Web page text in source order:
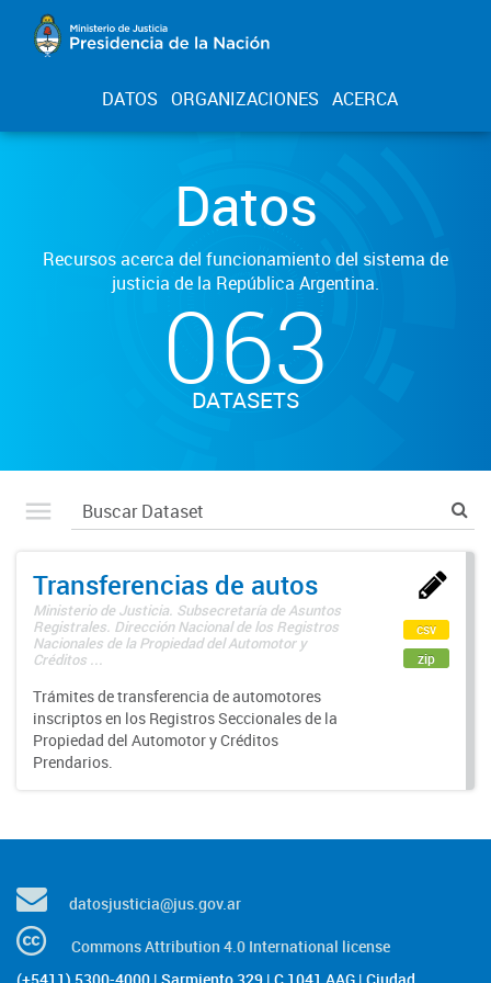
DATOS ORGANIZACIONES ACERCA
Datos
Recursos acerca del funcionamiento del sistema de
justicia de la República Argentina.
063
DATASETS
Transferencias de autos
Ministerio de Justicia. Subsecretaría de Asuntos
Registrales. Dirección Nacional de los Registros
Nacionales de la Propiedad del Automotor y
Créditos ...
Trámites de transferencia de automotores
inscriptos en los Registros Seccionales de la
Propiedad del Automotor y Créditos
Prendarios.
csv
zip
datosjusticia@jus.gov.ar
Commons Attribution 4.0 International license